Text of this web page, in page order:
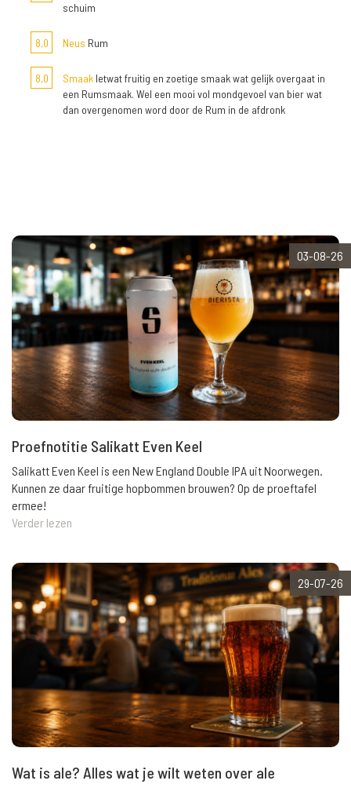
schuim
8,0 Neus Rum
8,0 Smaak Ietwat fruitig en zoetige smaak wat gelijk overgaat in
een Rumsmaak. Wel een mooi vol mondgevoel van bier wat
dan overgenomen word door de Rum in de afdronk
03-08-26
Proefnotitie Salikatt Even Keel
Salikatt Even Keel is een New England Double IPA uit Noorwegen.
Kunnen ze daar fruitige hopbommen brouwen? Op de proeftafel
ermee!
Verder lezen
29-07-26
Wat is ale? Alles wat je wilt weten over ale